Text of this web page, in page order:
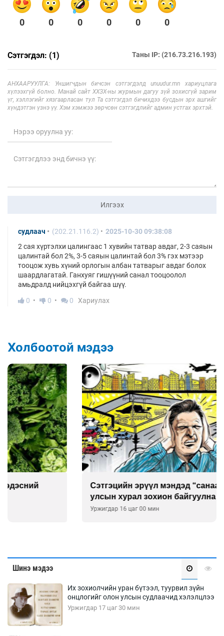
0 0 0 0 0 0
Сэтгэгдэл: (1) Таны IP: (216.73.216.193)
АНХААРУУЛГА: Уншигчдын бичсэн сэтгэгдэлд unuudur.mn хариуцлага
хүлээхгүй болно. Манай сайт ХХЗХ-ны журмын дагуу зүй зохисгүй зарим
үг, хэллэгийг хязгаарласан тул Та сэтгэгдэл бичихдээ бусдын эрх ашгийг
хүндэтгэн үзнэ үү. Хэм хэмжээ зөрчсөн сэтгэгдлийг админ устгах эрхтэй.
Илгээх
судлаач (202.21.116.2)
2025-10-30 09:38:08
2 сая хүртэлхи цалингаас 1 хувийн татвар авдаг, 2-3 саяын
цалинтай бол 2%, 3-5 саяын цалинтай бол 3% гэх мэтээр
тооцож хувь хүний орлогын албан татварыг авдаг болох
шаардлагатай. Ганхуяг гишүүний санал тооцоолол
амьдралд нийцэхгүй байгаа шүү.
0
0 0 Хариулах
Холбоотой мэдээ
Сэтгэцийн эрүүл мэндэд “санаа тавих” олон
улсын хурал зохион байгуулна
Шинэ мэдээ
Их зохиолчийн уран бүтээл, туурвил зүйн
онцлогийг олон улсын судлаачид хэлэлцлээ
Уржигдар 17 цаг 30 мин